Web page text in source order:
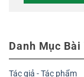
Danh Mục
Tác giả - Tác phẩm